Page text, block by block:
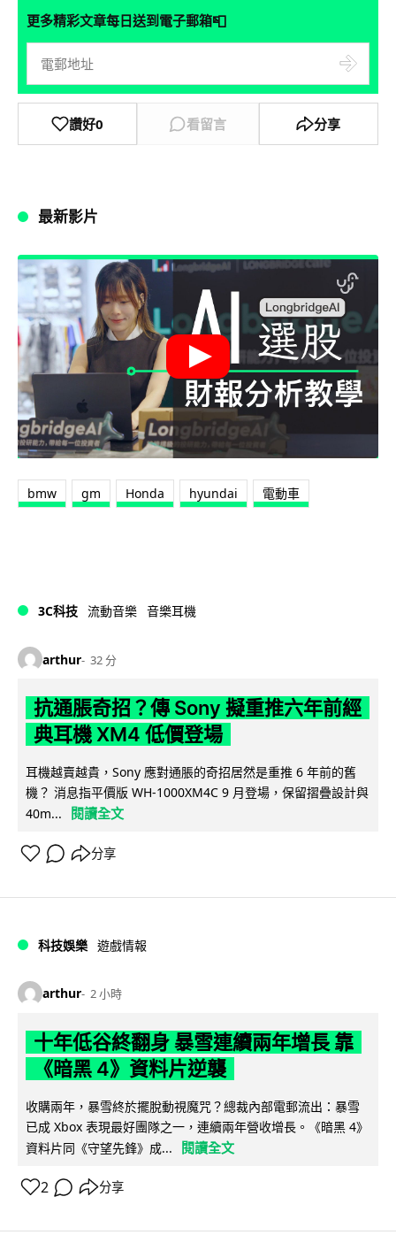
更多精彩文章每日送到電子郵箱📮
讚好0 看留言 分享
最新影片
bmw gm Honda hyundai 電動車
3C科技 流動音樂 音樂耳機
arthur 32 分
抗通脹奇招？傳 Sony 擬重推六年前經
典耳機 XM4 低價登場
耳機越賣越貴，Sony 應對通脹的奇招居然是重推 6 年前的舊
機？ 消息指平價版 WH-1000XM4C 9 月登場，保留摺疊設計與
40m...
閱讀全文
分享
科技娛樂 遊戲情報
arthur 2 小時
十年低谷終翻身 暴雪連續兩年增長 靠
《暗黑 4》資料片逆襲
收購兩年，暴雪終於擺脫動視魔咒？總裁內部電郵流出：暴雪
已成 Xbox 表現最好團隊之一，連續兩年營收增長。《暗黑 4》
資料片同《守望先鋒》成...
閱讀全文
2 分享